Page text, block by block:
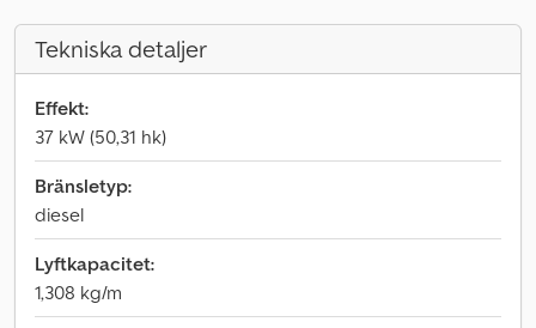
Tekniska detaljer
Effekt:
37 kW (50,31 hk)
Bränsletyp:
diesel
Lyftkapacitet:
1,308 kg/m